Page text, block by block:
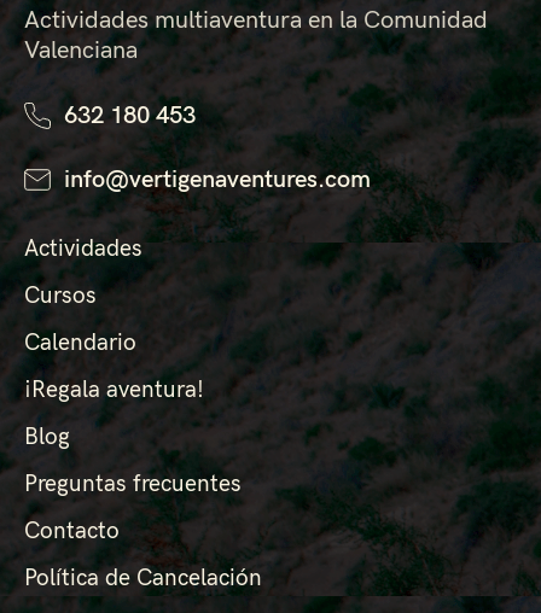
Actividades multiaventura en la Comunidad
Valenciana
632 180 453
info@vertigenaventures.com
Actividades
Cursos
Calendario
¡Regala aventura!
Blog
Preguntas frecuentes
Contacto
Política de Cancelación